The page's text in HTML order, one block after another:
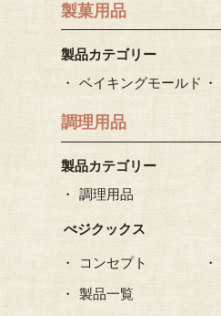
製菓用品
製品カテゴリー
ベイキングモールド
調理用品
製品カテゴリー
調理用品
べジクックス
コンセプト
製品一覧